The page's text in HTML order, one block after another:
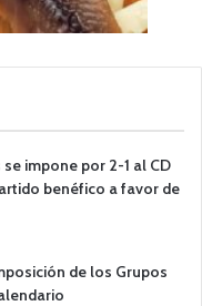
impone por 2-1 al CD
benéfico a favor de
de los Grupos